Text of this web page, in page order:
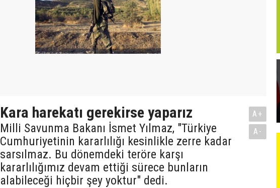
Kara harekatı gerekirse yaparız
Milli Savunma Bakanı İsmet Yılmaz, "Türkiye
Cumhuriyetinin kararlılığı kesinlikle zerre kadar
sarsılmaz. Bu dönemdeki teröre karşı
kararlılığımız devam ettiği sürece bunların
alabileceği hiçbir şey yoktur" dedi.
A+
A-